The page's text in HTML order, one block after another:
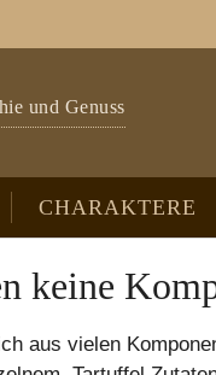
und Genuss
CHARAKTERE
keine
aus vielen